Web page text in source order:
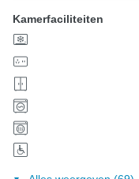
Kamerfaciliteiten